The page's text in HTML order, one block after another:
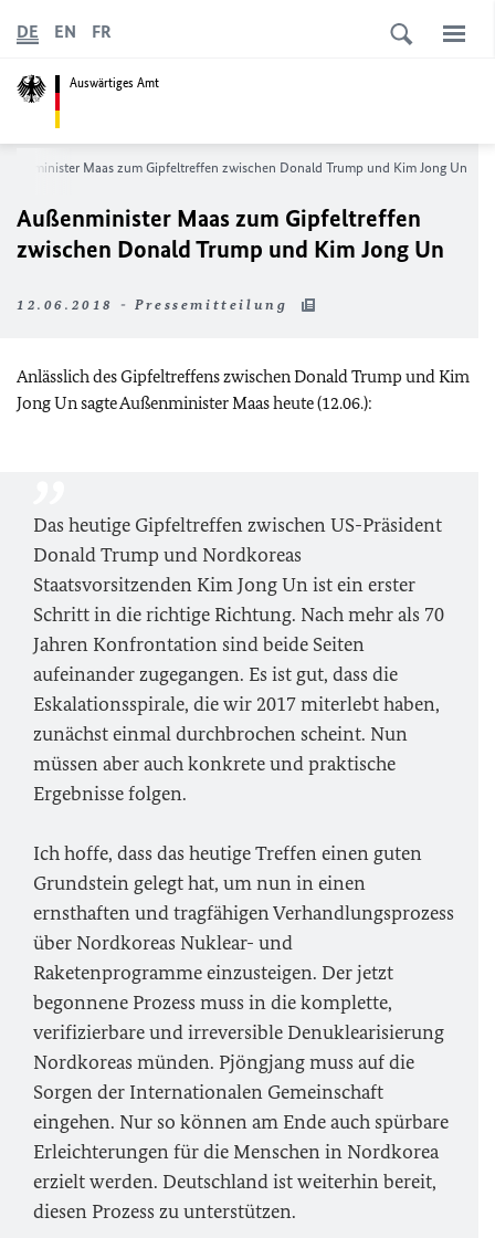
Auswärtiges Amt
DE EN FR
Maas zum Gipfeltreffen zwischen Donald Trump und Kim Jong Un
Außenminister Maas zum Gipfeltreffen
zwischen Donald Trump und Kim Jong Un
12.06.2018 - Pressemitteilung
Anlässlich des Gipfeltreffens zwischen Donald Trump und Kim
Jong Un sagte Außenminister Maas heute (12.06.):
Das heutige Gipfeltreffen zwischen US-Präsident
Donald Trump und Nordkoreas
Staatsvorsitzenden Kim Jong Un ist ein erster
Schritt in die richtige Richtung. Nach mehr als 70
Jahren Konfrontation sind beide Seiten
aufeinander zugegangen. Es ist gut, dass die
Eskalationsspirale, die wir 2017 miterlebt haben,
zunächst einmal durchbrochen scheint. Nun
müssen aber auch konkrete und praktische
Ergebnisse folgen.
Ich hoffe, dass das heutige Treffen einen guten
Grundstein gelegt hat, um nun in einen
ernsthaften und tragfähigen Verhandlungsprozess
über Nordkoreas Nuklear- und
Raketenprogramme einzusteigen. Der jetzt
begonnene Prozess muss in die komplette,
verifizierbare und irreversible Denuklearisierung
Nordkoreas münden. Pjöngjang muss auf die
Sorgen der Internationalen Gemeinschaft
eingehen. Nur so können am Ende auch spürbare
Erleichterungen für die Menschen in Nordkorea
erzielt werden. Deutschland ist weiterhin bereit,
diesen Prozess zu unterstützen.